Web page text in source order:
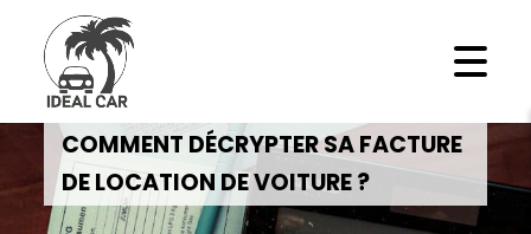
COMMENT DÉCRYPTER SA FACTURE
DE LOCATION DE VOITURE ?